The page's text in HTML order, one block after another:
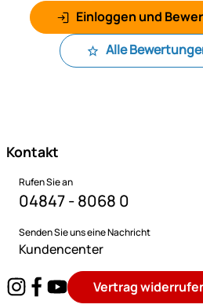
Einloggen und
Alle
Kontakt
Rufen Sie an
04847 - 8068 0
Senden Sie uns eine Nachricht
Kundencenter
Vertrag